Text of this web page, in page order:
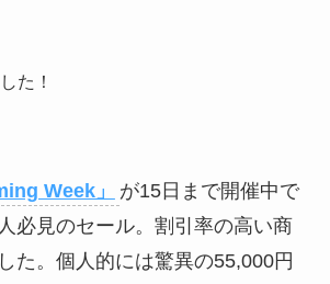
た！
Week」
が15日まで開催中で
必見のセール。割引率の高い商
た。個人的には驚異の55,000円